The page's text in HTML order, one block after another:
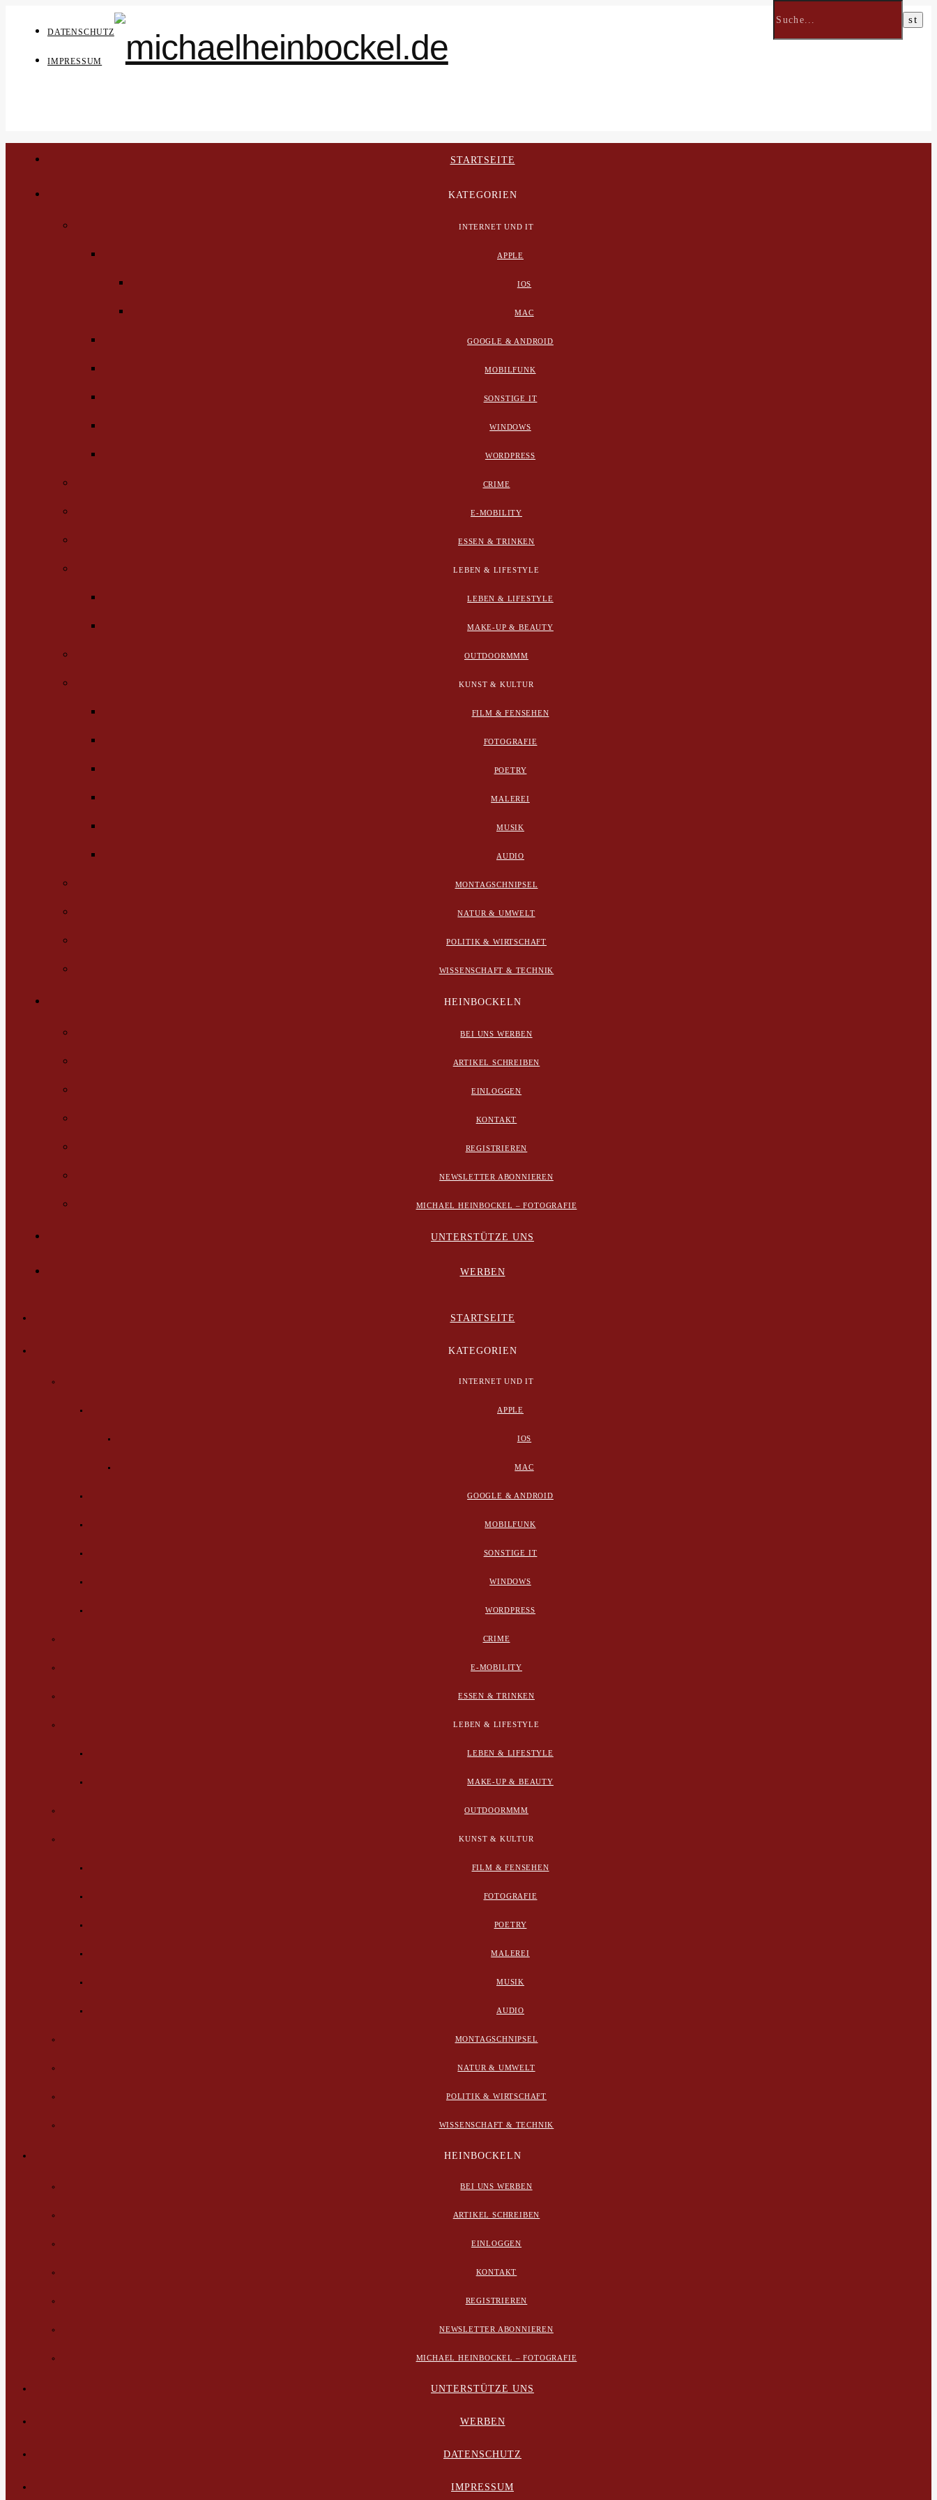
DATENSCHUTZ
IMPRESSUM
STARTSEITE
KATEGORIEN
INTERNET UND IT
APPLE
IOS
MAC
GOOGLE & ANDROID
MOBILFUNK
SONSTIGE IT
WINDOWS
WORDPRESS
CRIME
E-MOBILITY
ESSEN & TRINKEN
LEBEN & LIFESTYLE
LEBEN & LIFESTYLE
MAKE-UP & BEAUTY
OUTDOORMMM
KUNST & KULTUR
FILM & FENSEHEN
FOTOGRAFIE
POETRY
MALEREI
MUSIK
AUDIO
MONTAGSCHNIPSEL
NATUR & UMWELT
POLITIK & WIRTSCHAFT
WISSENSCHAFT & TECHNIK
HEINBOCKELN
BEI UNS WERBEN
ARTIKEL SCHREIBEN
EINLOGGEN
KONTAKT
REGISTRIEREN
NEWSLETTER ABONNIEREN
MICHAEL HEINBOCKEL – FOTOGRAFIE
UNTERSTÜTZE UNS
WERBEN
STARTSEITE
KATEGORIEN
INTERNET UND IT
APPLE
IOS
MAC
GOOGLE & ANDROID
MOBILFUNK
SONSTIGE IT
WINDOWS
WORDPRESS
CRIME
E-MOBILITY
ESSEN & TRINKEN
LEBEN & LIFESTYLE
LEBEN & LIFESTYLE
MAKE-UP & BEAUTY
OUTDOORMMM
KUNST & KULTUR
FILM & FENSEHEN
FOTOGRAFIE
POETRY
MALEREI
MUSIK
AUDIO
MONTAGSCHNIPSEL
NATUR & UMWELT
POLITIK & WIRTSCHAFT
WISSENSCHAFT & TECHNIK
HEINBOCKELN
BEI UNS WERBEN
ARTIKEL SCHREIBEN
EINLOGGEN
KONTAKT
REGISTRIEREN
NEWSLETTER ABONNIEREN
MICHAEL HEINBOCKEL – FOTOGRAFIE
UNTERSTÜTZE UNS
WERBEN
DATENSCHUTZ
IMPRESSUM